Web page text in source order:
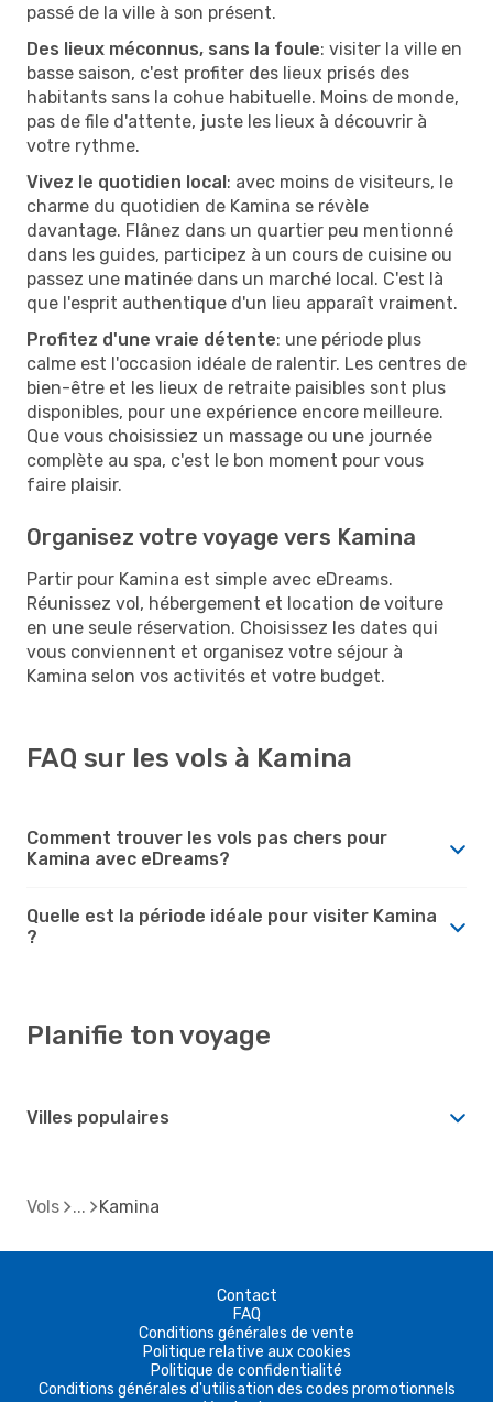
passé de la ville à son présent.
Des lieux méconnus, sans la foule: visiter la ville en
basse saison, c'est profiter des lieux prisés des
habitants sans la cohue habituelle. Moins de monde,
pas de file d'attente, juste les lieux à découvrir à
votre rythme.
Vivez le quotidien local: avec moins de visiteurs, le
charme du quotidien de Kamina se révèle
davantage. Flânez dans un quartier peu mentionné
dans les guides, participez à un cours de cuisine ou
passez une matinée dans un marché local. C'est là
que l'esprit authentique d'un lieu apparaît vraiment.
Profitez d'une vraie détente: une période plus
calme est l'occasion idéale de ralentir. Les centres de
bien-être et les lieux de retraite paisibles sont plus
disponibles, pour une expérience encore meilleure.
Que vous choisissiez un massage ou une journée
complète au spa, c'est le bon moment pour vous
faire plaisir.
Organisez votre voyage vers Kamina
Partir pour Kamina est simple avec eDreams.
Réunissez vol, hébergement et location de voiture
en une seule réservation. Choisissez les dates qui
vous conviennent et organisez votre séjour à
Kamina selon vos activités et votre budget.
FAQ sur les vols à Kamina
Comment trouver les vols pas chers pour
Kamina avec eDreams?
Quelle est la période idéale pour visiter Kamina
?
Planifie ton voyage
Villes populaires
Vols Kamina
Contact
FAQ
Conditions générales de vente
Politique relative aux cookies
Politique de confidentialité
Conditions générales d'utilisation des codes promotionnels